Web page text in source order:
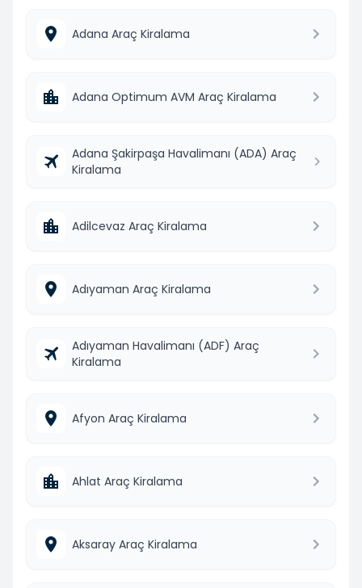
Adana Araç Kiralama
Adana Optimum AVM Araç Kiralama
Adana Şakirpaşa Havalimanı (ADA) Araç
Kiralama
Adilcevaz Araç Kiralama
Adıyaman Araç Kiralama
Adıyaman Havalimanı (ADF) Araç
Kiralama
Afyon Araç Kiralama
Ahlat Araç Kiralama
Aksaray Araç Kiralama